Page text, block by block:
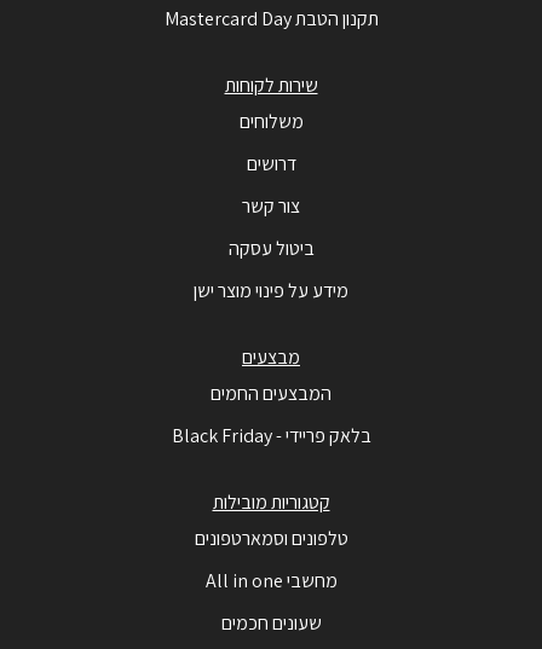
תקנון הטבת Mastercard Day
שירות לקוחות
משלוחים
דרושים
צור קשר
ביטול עסקה
מידע על פינוי מוצר ישן
מבצעים
המבצעים החמים
בלאק פריידי - Black Friday
קטגוריות מובילות
טלפונים וסמארטפונים
מחשבי All in one
שעונים חכמים